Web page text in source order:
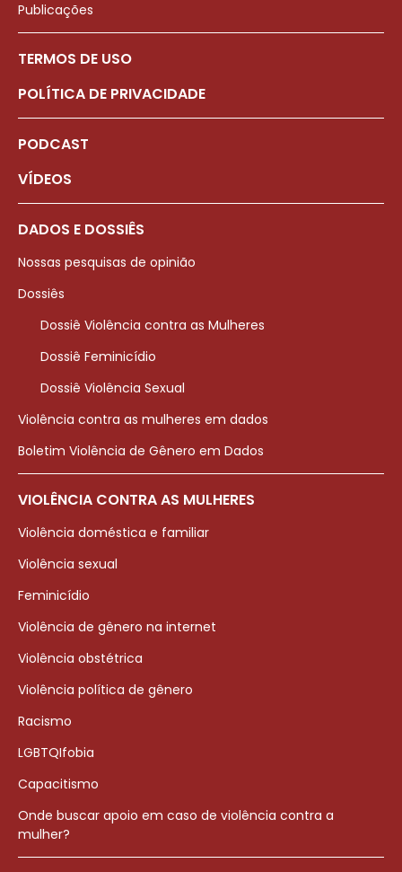
Publicações
TERMOS DE USO
POLÍTICA DE PRIVACIDADE
PODCAST
VÍDEOS
DADOS E DOSSIÊS
Nossas pesquisas de opinião
Dossiês
Dossiê Violência contra as Mulheres
Dossiê Feminicídio
Dossiê Violência Sexual
Violência contra as mulheres em dados
Boletim Violência de Gênero em Dados
VIOLÊNCIA CONTRA AS MULHERES
Violência doméstica e familiar
Violência sexual
Feminicídio
Violência de gênero na internet
Violência obstétrica
Violência política de gênero
Racismo
LGBTQIfobia
Capacitismo
Onde buscar apoio em caso de violência contra a
mulher?